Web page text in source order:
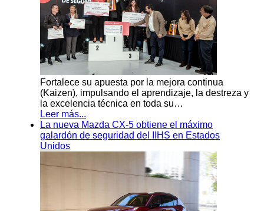
Fortalece su apuesta por la mejora continua
(Kaizen), impulsando el aprendizaje, la destreza y
la excelencia técnica en toda su…
Leer más...
La nueva Mazda CX-5 obtiene el máximo
galardón de seguridad del IIHS en Estados
Unidos